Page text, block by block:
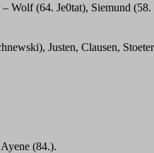
Wolf (64. Je0tat), Siemund (58.
Justen, Clausen,
(84.).